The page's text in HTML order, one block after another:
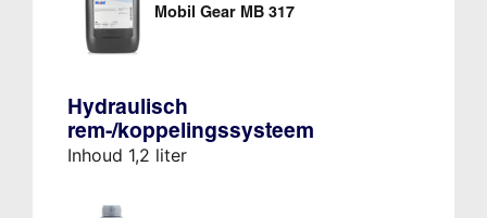
Mobil Gear MB 317
Hydraulisch
rem-/koppelingssysteem
Inhoud 1,2 liter